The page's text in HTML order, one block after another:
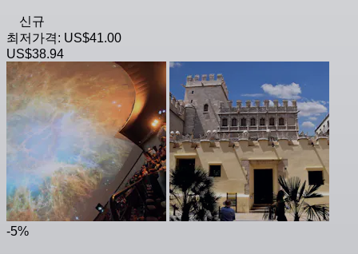
신규
최저가격: US$41.00
US$38.94
-5%